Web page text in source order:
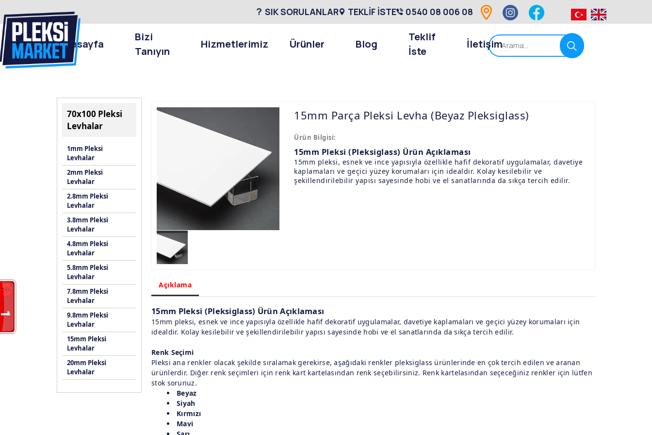
70x100 Pleksi
Levhalar
1mm Pleksi
Levhalar
2mm Pleksi
Levhalar
2.8mm Pleksi
Levhalar
3.8mm Pleksi
Levhalar
4.8mm Pleksi
Levhalar
5.8mm Pleksi
Levhalar
7.8mm Pleksi
Levhalar
9.8mm Pleksi
Levhalar
15mm Pleksi
Levhalar
20mm Pleksi
Levhalar
15mm Parça Pleksi Levha (Beyaz Pleksiglass)
Ürün Bilgisi:
15mm Pleksi (Pleksiglass) Ürün Açıklaması
15mm pleksi, esnek ve ince yapısıyla özellikle hafif dekoratif uygulamalar, davetiye
kaplamaları ve geçici yüzey korumaları için idealdir. Kolay kesilebilir ve
şekillendirilebilir yapısı sayesinde hobi ve el sanatlarında da sıkça tercih edilir.
Açıklama
15mm Pleksi (Pleksiglass) Ürün Açıklaması
15mm pleksi, esnek ve ince yapısıyla özellikle hafif dekoratif uygulamalar, davetiye kaplamaları ve geçici yüzey korumaları için
idealdir. Kolay kesilebilir ve şekillendirilebilir yapısı sayesinde hobi ve el sanatlarında da sıkça tercih edilir.
Renk Seçimi
Pleksi ana renkler olacak şekilde sıralamak gerekirse, aşağıdaki renkler pleksiglass ürünlerinde en çok tercih edilen ve aranan
ürünlerdir. Diğer renk seçimleri için renk kart kartelasından renk seçebilirsiniz. Renk kartelasından seçeceğiniz renkler için lütfen
stok sorunuz.
Beyaz
Siyah
Kırmızı
Mavi
SIK SORULANLAR TEKLİF İSTE 0540 08 006 08
Anasayfa
Bizi
Tanıyın
Hizmetlerimiz Ürünler Blog
Teklif
İste
İletişim